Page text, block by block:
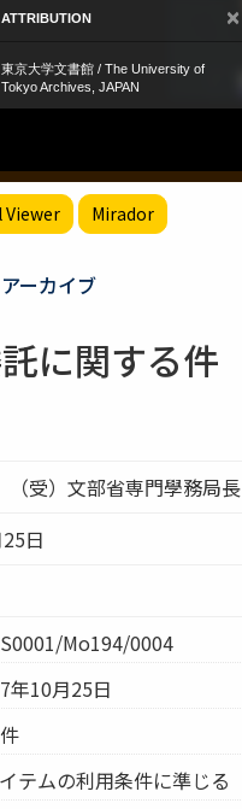
Viewer Mirador
ーカイブ
に関する件
（受）文部省専門學務局長
日
Mo194/0004
年10月25日
テムの利用条件に準じる